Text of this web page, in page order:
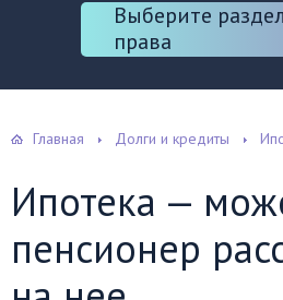
Выберите раздел
права
Главная Долги и кредиты
Ипотека —
пенсионер